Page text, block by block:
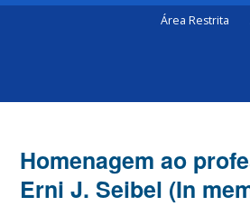
Área Restrita
Homenagem ao
Erni J. Seibel (In